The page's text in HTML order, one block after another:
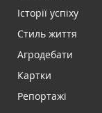
Історії успіху
Стиль життя
Агродебати
Картки
Репортажі